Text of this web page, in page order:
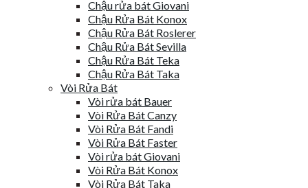
Chậu rửa bát Giovani
Chậu Rửa Bát Konox
Chậu Rửa Bát Roslerer
Chậu Rửa Bát Sevilla
Chậu Rửa Bát Teka
Chậu Rửa Bát Taka
Vòi Rửa Bát
Vòi rửa bát Bauer
Vòi Rửa Bát Canzy
Vòi Rửa Bát Fandi
Vòi Rửa Bát Faster
Vòi rửa bát Giovani
Vòi Rửa Bát Konox
Vòi Rửa Bát Taka